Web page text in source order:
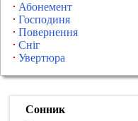
Абонемент
Господиня
Повернення
Сніг
Увертюра
Сонник